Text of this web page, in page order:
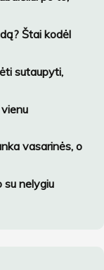
Štai kodėl
sutaupyti,
vasarinės, o
su nelygiu